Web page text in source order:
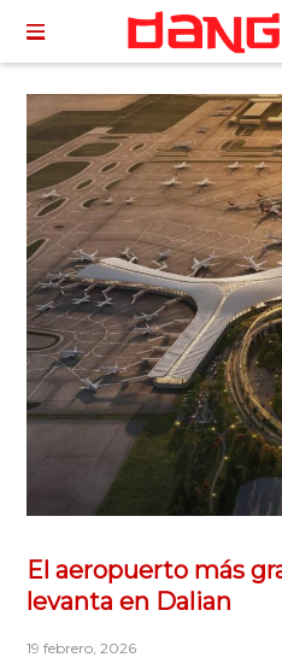
El aeropuerto más
levanta en Dalian
19 febrero, 2026